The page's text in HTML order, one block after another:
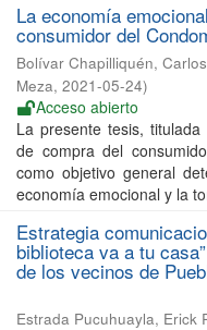
La economía
consumidor del
Bolívar Chapilliquén,
Meza, 2021-05-24)
Acceso abierto
La presente tesis,
de compra del
como objetivo general
economía emocional y la
Estrategia
biblioteca va a tu
de los vecinos de
Estrada Pucuhuayla, Erick